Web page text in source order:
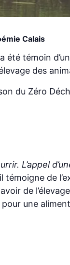
Calais
témoin
des
du Zéro
L’appel
de
de
une